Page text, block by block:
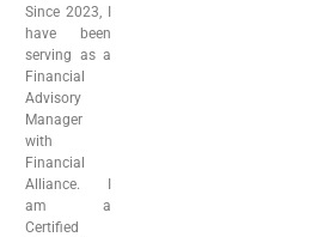
Since 2023, I
have been
serving as a
Financial
Advisory
Manager
with
Financial
Alliance. I
am a
Certified